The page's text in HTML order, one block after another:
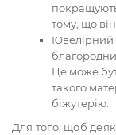
тому, що
Ювелірний
Це може
такого
біжутерію.
Для того, щоб